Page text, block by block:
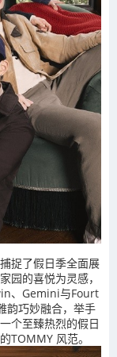
捉了假日季全面展
园的喜悦为灵感，
、Gemini与Fourt
韵巧妙融合，举手
个至臻热烈的假日
风范。